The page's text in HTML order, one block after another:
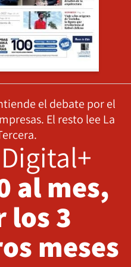
el debate por el
El resto lee La
al mes,
los 3
meses